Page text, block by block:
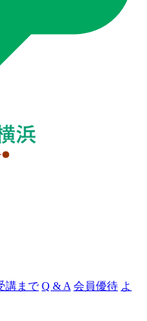
ャ
講まで Q & A 会員優待 よ